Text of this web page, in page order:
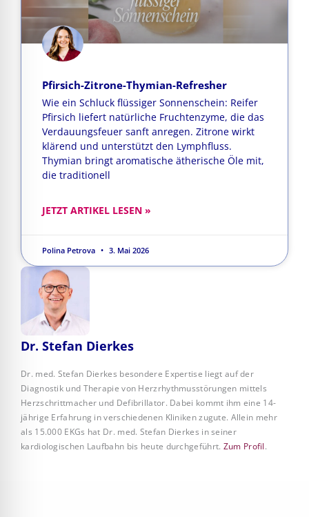
Dr. Stefan Dierkes
Dr. med. Stefan Dierkes besondere Expertise liegt auf der
Diagnostik und Therapie von Herzrhythmusstörungen mittels
Herzschrittmacher und Defibrillator. Dabei kommt ihm eine 14-
jährige Erfahrung in verschiedenen Kliniken zugute. Allein mehr
als 15.000 EKGs hat Dr. med. Stefan Dierkes in seiner
kardiologischen Laufbahn bis heute durchgeführt. Zum Profil.
Pfirsich-Zitrone-Thymian-Refresher
Wie ein Schluck flüssiger Sonnenschein: Reifer
Pfirsich liefert natürliche Fruchtenzyme, die das
Verdauungsfeuer sanft anregen. Zitrone wirkt
klärend und unterstützt den Lymphfluss.
Thymian bringt aromatische ätherische Öle mit,
die traditionell
JETZT ARTIKEL LESEN »
Polina Petrova 3. Mai 2026